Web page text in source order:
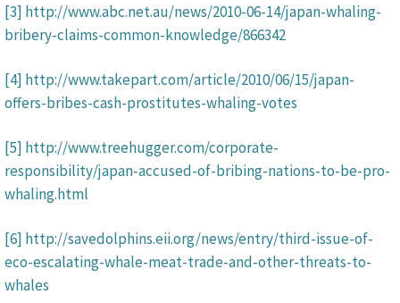
[3] http://www.abc.net.au/news/2010-06-14/japan-whaling-
bribery-claims-common-knowledge/866342
[4] http://www.takepart.com/article/2010/06/15/japan-
offers-bribes-cash-prostitutes-whaling-votes
[5] http://www.treehugger.com/corporate-
responsibility/japan-accused-of-bribing-nations-to-be-pro-
whaling.html
[6] http://savedolphins.eii.org/news/entry/third-issue-of-
eco-escalating-whale-meat-trade-and-other-threats-to-
whales